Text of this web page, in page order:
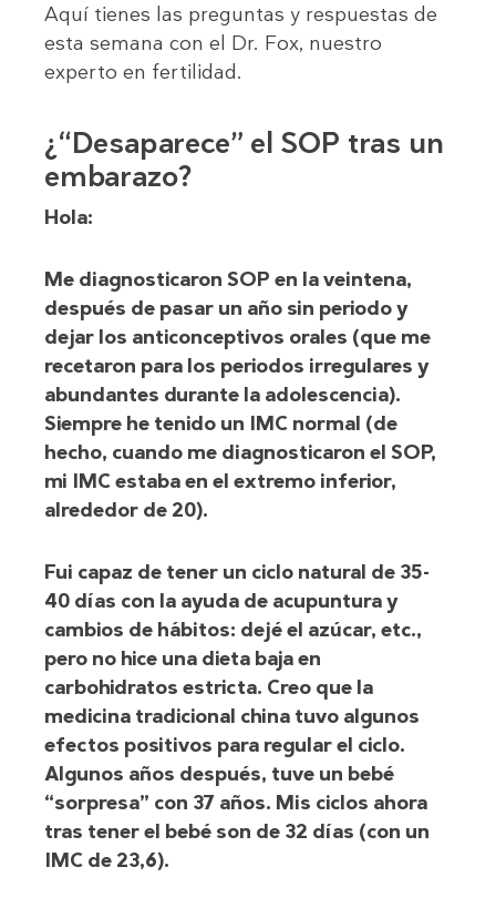
Aquí tienes las preguntas y respuestas de
esta semana con el Dr. Fox, nuestro
experto en fertilidad.
¿“Desaparece” el SOP tras un
embarazo?
Hola:
Me diagnosticaron SOP en la veintena,
después de pasar un año sin periodo y
dejar los anticonceptivos orales (que me
recetaron para los periodos irregulares y
abundantes durante la adolescencia).
Siempre he tenido un IMC normal (de
hecho, cuando me diagnosticaron el SOP,
mi IMC estaba en el extremo inferior,
alrededor de 20).
Fui capaz de tener un ciclo natural de 35-
40 días con la ayuda de acupuntura y
cambios de hábitos: dejé el azúcar, etc.,
pero no hice una dieta baja en
carbohidratos estricta. Creo que la
medicina tradicional china tuvo algunos
efectos positivos para regular el ciclo.
Algunos años después, tuve un bebé
“sorpresa” con 37 años. Mis ciclos ahora
tras tener el bebé son de 32 días (con un
IMC de 23,6).